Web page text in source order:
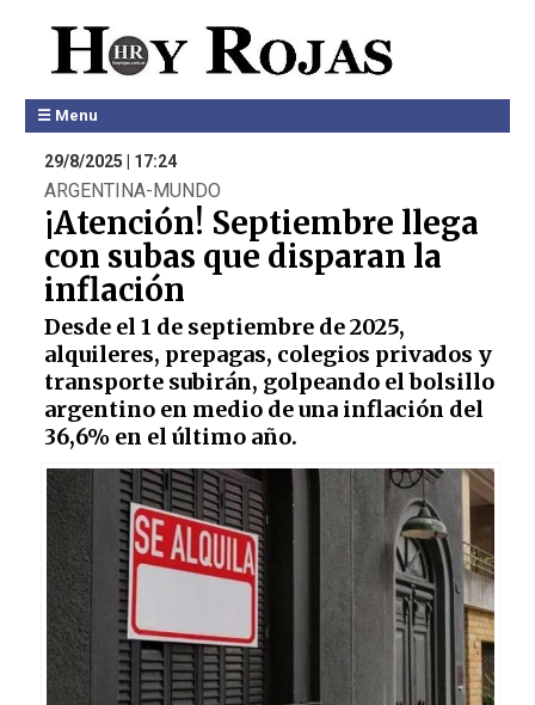
☰ Menu
29/8/2025 | 17:24
ARGENTINA-MUNDO
¡Atención! Septiembre llega
con subas que disparan la
inflación
Desde el 1 de septiembre de 2025,
alquileres, prepagas, colegios privados y
transporte subirán, golpeando el bolsillo
argentino en medio de una inflación del
36,6% en el último año.